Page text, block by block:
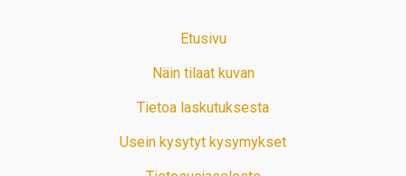
Etusivu
Näin tilaat kuvan
Tietoa laskutuksesta
Usein kysytyt kysymykset